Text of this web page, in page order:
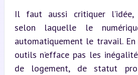
Il faut aussi critiquer l’idée,
selon laquelle le
automatiquement le travail. En
outils n’efface pas les
de logement, de statut